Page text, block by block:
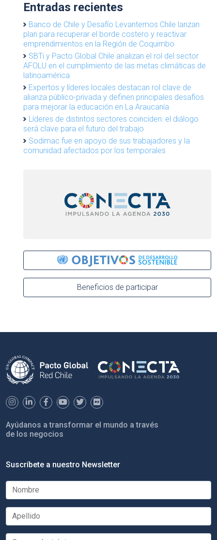
Entradas recientes
Banco de Chile y Desafío Levantemos Chile lanzan
plan para recuperar el borde costero y reactivar
emprendimientos en la Región de Coquimbo
SBTi y Pacto Global Chile analizan el rol del sector
AFOLU en el cumplimiento de las metas climáticas de
latinoamérica
Expertos y líderes locales destacan rol clave de
alianza público-privada y definen principales desafíos
para mejorar la educación en La Araucanía
Líderes de distintos sectores coinciden: el diálogo
será clave para el futuro del trabajo
Sodimac fue en apoyo de sus trabajadores y la
comunidad afectados por los temporales
Beneficios de participar
Ayúdanos a transformar el mundo a través
de los negocios
Suscríbete a nuestro Newsletter